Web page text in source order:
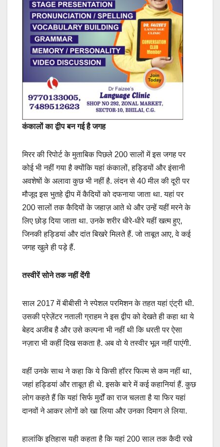
कंकालों का द्वीप बन गई है जगह
मिरर की रिपोर्ट के मुताबिक पिछले 200 सालों में इस जगह पर
कोई भी नहीं गया है क्योंकि यहां कंकालों, हड्डियों और इंसानी
अवशेषों के अलावा कुछ भी नहीं है. लंदन से 40 मील की दूरी पर
मौजूद इस भुतहे द्वीप में कैदियों को दफनाया जाता था. यहां पर
200 सालों तक कैदियों के जहाज़ आते थे और उन्हें यहीं मरने के
लिए छोड़ दिया जाता था. उनके शरीर धीरे-धीरे यहीं खत्म हुए,
जिनकी हड्डियां और दांत बिखरे मिलते हैं. जो ताबूत आए, वे कई
जगह खुले ही पड़े हैं.
तस्वीरें सोने तक नहीं देंगी
साल 2017 में बीबीसी ने स्पेशल परमिशन के तहत यहां एंट्री थी.
उसकी प्रेज़ेंटर नताली ग्राहम ने इस द्वीप को देखते ही कहा था ये
बेहद अजीब है और उसे कल्पना भी नहीं थी कि धरती पर ऐसा
नज़ारा भी कहीं दिख सकता है. अब वो ये तस्वीर भूल नहीं पाएंगी.
वहीं उनके साथ ने कहा कि ये किसी हॉरर फिल्म से कम नहीं था,
जहां हड्डियां और ताबूत ही थे. इसके बारे में कई कहानियां हैं. कुछ
लोग कहते हैं कि यहां सिर्फ मुर्दों का राज चलता है या फिर यहां
दानवों ने आकर लोगों को खा लिया और उनका दिमाग ले लिया.
हालांकि इतिहास यही कहता है कि यहां 200 साल तक कैदी रखे